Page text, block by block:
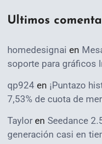
Ultimos
homedesignai en
soporte para gráficos
qp924 en ¡Puntazo
7,53% de cuota de
Taylor en Seedance
generación casi en